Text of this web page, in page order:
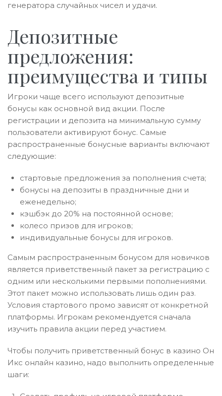
генератора случайных чисел и удачи.
Депозитные
предложения:
преимущества и типы
Игроки чаще всего используют депозитные
бонусы как основной вид акции. После
регистрации и депозита на минимальную сумму
пользователи активируют бонус. Самые
распространенные бонусные варианты включают
следующие:
стартовые предложения за пополнения счета;
бонусы на депозиты в праздничные дни и
еженедельно;
кэшбэк до 20% на постоянной основе;
колесо призов для игроков;
индивидуальные бонусы для игроков.
Самым распространенным бонусом для новичков
является приветственный пакет за регистрацию с
одним или несколькими первыми пополнениями.
Этот пакет можно использовать лишь один раз.
Условия стартового промо зависят от конкретной
платформы. Игрокам рекомендуется сначала
изучить правила акции перед участием.
Чтобы получить приветственный бонус в казино Он
Икс онлайн казино, надо выполнить определенные
шаги: